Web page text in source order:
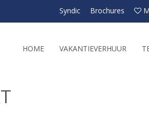
Syndic Brochures
HOME VAKANTIEVERHUUR